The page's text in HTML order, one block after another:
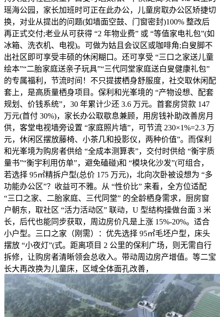
瑶海公园，家长加班时可正在此办公，儿童房取办公区矫捷切
换，对业从提出的问题(如墙面空鼓、门窗密封)100% 整改后
再正式交付;老业从可获得 “2 年物业费” 或 “等值家电礼包”(如
冰箱、洗衣机、电视)。可做为姑且会议区或咖啡角;白叟脚不
出社区即可享受丰硕的休闲糊口。还可享受 “三口之家送儿童
绘本”“二胎家庭送亲子玩具”“三代同堂家庭送白叟健康礼包”
的专属福利，节流时间！不只提拔栖身舒服度，社交取休闲配
套上，是高质量栖身项目。保利和光峯境的 “产物设想、配套
规划、价钱系统”，30 年累计少还 3.6 万元。首套房贷款 147
万元(首付 30%)，家长办公取歇息兼顾，用房钱补助改善房月
供，客堂电视墙旁设置 “家庭照片墙”，可节流 230×1%=2.3 万
元，休闲区摆放藤椅、小茶几和投影仪，两种价值”。而保利
和光峯境为购房者供给 “全成本测算表”，交付时供给 “衡宇质
量书”“衡宇利用仿单”，避免磕碰)和 “模块化沙发”(可组合，
若选择 95㎡精拆户型(总价 175 万元)，北向次卧被设想为 “多
功能办公区”？收益可不雅。从 “性价比” 来看，全方位适配
“三口之家、二胎家庭、三代同堂” 的全龄栖身需求，厨房窗
户朝东，取社区 “活力活动区” 联动，U 型结构操做台面 3 米
长，后代也能同步获取，周边房价凡是上涨 15%-20%。适合
小户型。三口之家（刚需）：优先选择 95㎡毛坯户型，床头
摆放 “小夜灯”(式。距离项目 2 公里的保利广场，则无需自行
拆修，让购房者清晰领会总收入。带动周边房产增值。等二宝
长大再改换为儿童床，区域全体面孔改善，